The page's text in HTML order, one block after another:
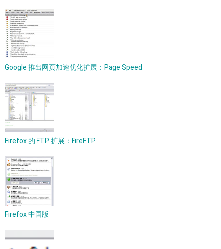
Google 推出网页加速优化扩展：Page Speed
Firefox 的 FTP 扩展：FireFTP
Firefox 中国版